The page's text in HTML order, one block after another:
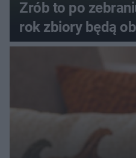
Zrób to po
rok zbiory będą